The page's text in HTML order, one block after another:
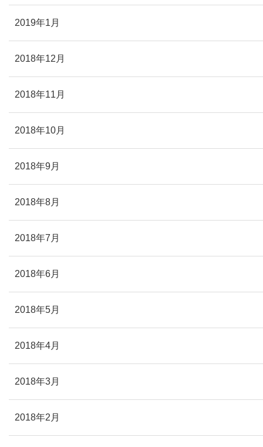
2019年1月
2018年12月
2018年11月
2018年10月
2018年9月
2018年8月
2018年7月
2018年6月
2018年5月
2018年4月
2018年3月
2018年2月